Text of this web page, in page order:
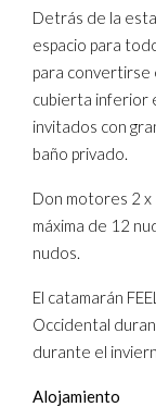
Detrás de la
espacio para
para convertirse
cubierta inferior
invitados con
baño privado.
Don motores 2
máxima de 12
nudos.
El catamarán
Occidental
durante el
Alojamiento